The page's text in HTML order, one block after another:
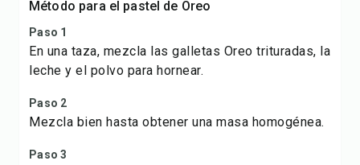
Método para el pastel de Oreo
Paso 1
En una taza, mezcla las galletas Oreo trituradas, la
leche y el polvo para hornear.
Paso 2
Mezcla bien hasta obtener una masa homogénea.
Paso 3